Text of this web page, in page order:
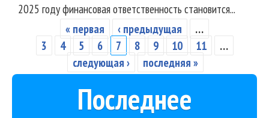
2025 году финансовая ответственность становится...
Страницы
« первая ‹ предыдущая
…
3
4 5 6 7 8 9 10 11
…
следующая ›
последняя »
Последнее